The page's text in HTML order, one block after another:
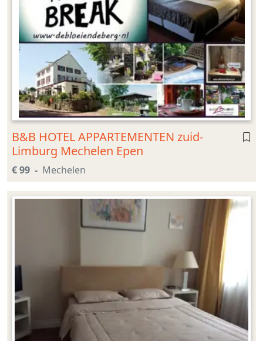
B&B HOTEL APPARTEMENTEN zuid-
Limburg Mechelen Epen
€ 99 Mechelen